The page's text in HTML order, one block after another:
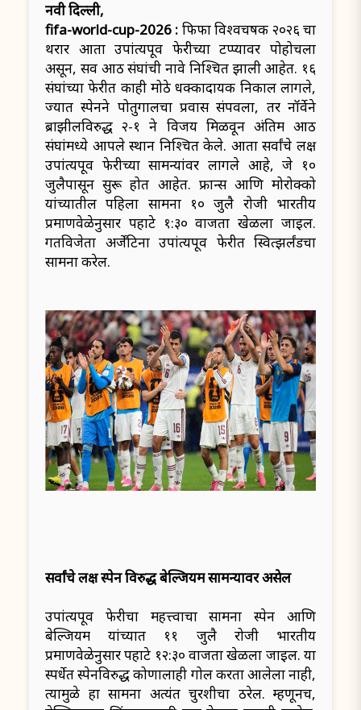
नवी दिल्ली,
fifa-world-cup-2026 : फिफा विश्वचषक २०२६ चा
थरार आता उपांत्यपूर्व फेरीच्या टप्प्यावर पोहोचला
असून, सर्व आठ संघांची नावे निश्चित झाली आहेत. १६
संघांच्या फेरीत काही मोठे धक्कादायक निकाल लागले,
ज्यात स्पेनने पोर्तुगालचा प्रवास संपवला, तर नॉर्वेने
ब्राझीलविरुद्ध २-१ ने विजय मिळवून अंतिम आठ
संघांमध्ये आपले स्थान निश्चित केले. आता सर्वांचे लक्ष
उपांत्यपूर्व फेरीच्या सामन्यांवर लागले आहे, जे १०
जुलैपासून सुरू होत आहेत. फ्रान्स आणि मोरोक्को
यांच्यातील पहिला सामना १० जुलै रोजी भारतीय
प्रमाणवेळेनुसार पहाटे १:३० वाजता खेळला जाईल.
गतविजेता अर्जेंटिना उपांत्यपूर्व फेरीत स्वित्झर्लंडचा
सामना करेल.
सर्वांचे लक्ष स्पेन विरुद्ध बेल्जियम सामन्यावर असेल
उपांत्यपूर्व फेरीचा महत्त्वाचा सामना स्पेन आणि
बेल्जियम यांच्यात ११ जुलै रोजी भारतीय
प्रमाणवेळेनुसार पहाटे १२:३० वाजता खेळला जाईल. या
स्पर्धेत स्पेनविरुद्ध कोणालाही गोल करता आलेला नाही,
त्यामुळे हा सामना अत्यंत चुरशीचा ठरेल. म्हणूनच,